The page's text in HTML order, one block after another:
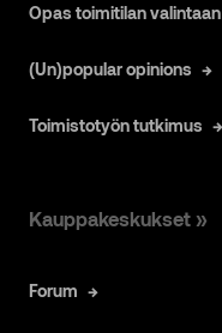
Opas toimitilan valintaan
(Un)popular opinions
Toimistotyön tutkimus
Kauppakeskukset »
Forum